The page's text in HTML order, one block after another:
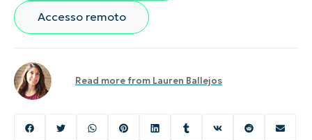
Accesso remoto
Read more from Lauren Ballejos